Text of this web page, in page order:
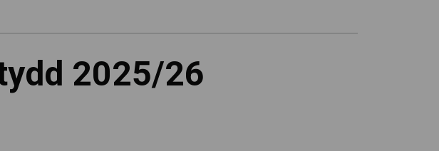
2025/26